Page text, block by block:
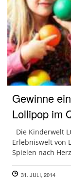
Gewinne
Lollipop im
Die Kinderwelt
Erlebniswelt von
Spielen nach
31. JULI, 2014